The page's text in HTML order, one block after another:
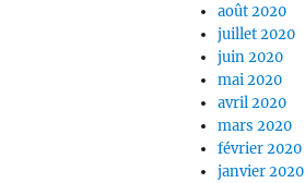
août 2020
juillet 2020
juin 2020
mai 2020
avril 2020
mars 2020
février 2020
janvier 2020